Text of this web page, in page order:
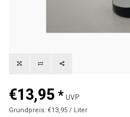
€13,95 * UVP
Grundpreis: €13,95 / Liter